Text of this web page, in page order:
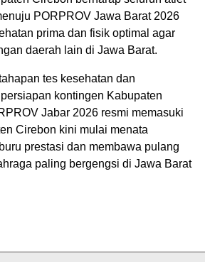
PORPROV Jawa Barat 2026
prima dan fisik optimal agar
daerah lain di Jawa Barat.
tes kesehatan dan
kontingen Kabupaten
Jabar 2026 resmi memasuki
Cirebon kini mulai menata
prestasi dan membawa pulang
paling bergengsi di Jawa Barat